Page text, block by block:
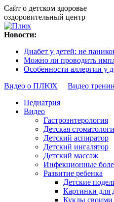
Сайт о детском здоровье
оздоровительный центр
Новости:
Диабет у детей: не
Можно ли проводить
Особенности аллергии у
Видео о ПЛЮХ
Видео
Педиатрия
Видео
Гастроэнтерология
Детская
Детский аспиратор
Детский ингалятор
Детский массаж
Инфекционные
Развитие ребенка
Детские
Картинки для
Куклы своими